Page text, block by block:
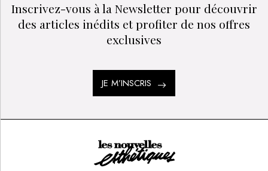
Inscrivez-vous à la Newsletter pour découvrir
des articles inédits et profiter de nos offres
exclusives
JE M’INSCRIS